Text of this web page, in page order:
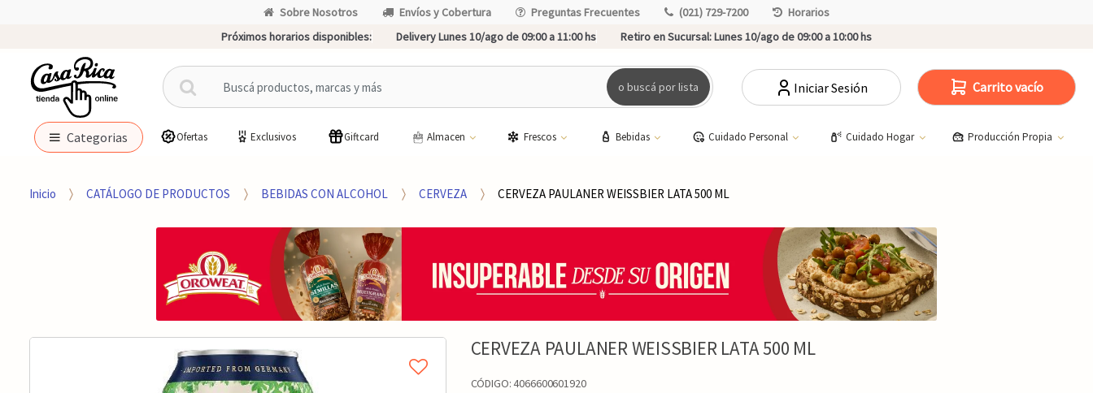
Sobre Nosotros Envíos y Cobertura Preguntas Frecuentes (021) 729-7200
Horarios
Próximos horarios disponibles:
Delivery Lunes 10/ago de 09:00 a 11:00 hs Retiro en Sucursal:Lunes 10/ago de 09:00 a 10:00 hs
B
u
c
p
r
o buscá por lista Iniciar Sesión Carrito vacío
Categorias Ofertas Exclusivos Giftcard Almacen Frescos Bebidas Cuidado Personal Cuidado Hogar Producción Propia
Inicio CATÁLOGO DE PRODUCTOS BEBIDAS CON ALCOHOL CERVEZA CERVEZA PAULANER WEISSBIER LATA 500 ML
CERVEZA PAULANER WEISSBIER LATA 500 ML
CÓDIGO:4066600601920